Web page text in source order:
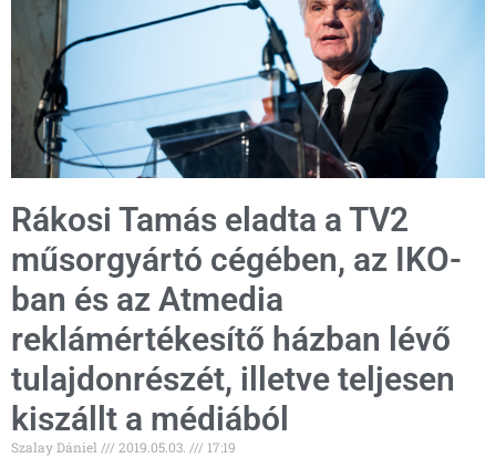
Rákosi Tamás eladta a TV2
műsorgyártó cégében, az IKO-
ban és az Atmedia
reklámértékesítő házban lévő
tulajdonrészét, illetve teljesen
kiszállt a médiából
Szalay Dániel 2019.05.03. 17:19